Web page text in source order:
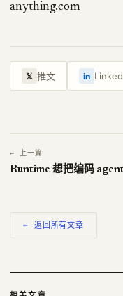
anything.com
𝕏 推文 in
← 上一篇
Runtime 想把编码
← 返回所有文章